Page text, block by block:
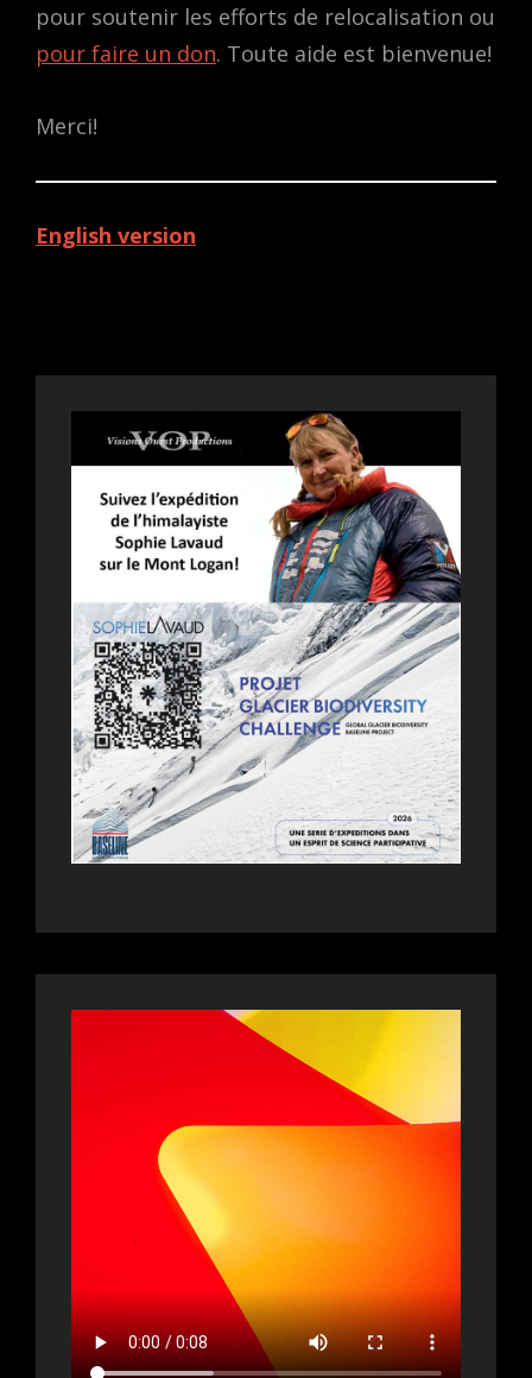
pour soutenir les efforts de relocalisation ou
pour faire un don. Toute aide est bienvenue!
Merci!
English version